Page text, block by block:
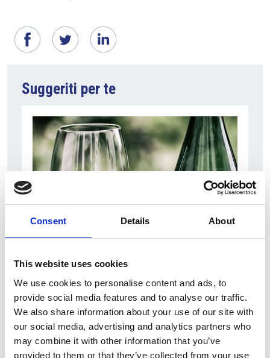
Consent Details About
This website uses cookies
We use cookies to personalise content and ads, to
provide social media features and to analyse our traffic.
We also share information about your use of our site with
our social media, advertising and analytics partners who
may combine it with other information that you’ve
provided to them or that they’ve collected from your use
Suggeriti per te
Il vino italiano rimane leader sul mercato ceco
Italia
Repubblica Ceca